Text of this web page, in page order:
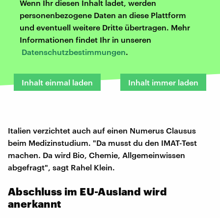
Wenn Ihr diesen Inhalt ladet, werden
personenbezogene Daten an diese Plattform
und eventuell weitere Dritte übertragen. Mehr
Informationen findet Ihr in unseren
Datenschutzbestimmungen.
Inhalt einmal laden Inhalt immer laden
Italien verzichtet auch auf einen Numerus Clausus
beim Medizinstudium. "Da musst du den IMAT-Test
machen. Da wird Bio, Chemie, Allgemeinwissen
abgefragt", sagt Rahel Klein.
Abschluss im EU-Ausland wird
anerkannt